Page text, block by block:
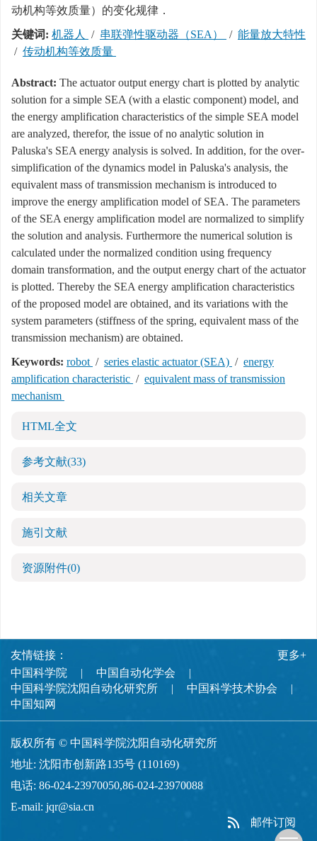
动机构等效质量）的变化规律．
关键词: 机器人 / 串联弹性驱动器（SEA） / 能量放大特性
/ 传动机构等效质量
Abstract: The actuator output energy chart is plotted by analytic
solution for a simple SEA (with a elastic component) model, and
the energy amplification characteristics of the simple SEA model
are analyzed, therefor, the issue of no analytic solution in
Paluska's SEA energy analysis is solved. In addition, for the over-
simplification of the dynamics model in Paluska's analysis, the
equivalent mass of transmission mechanism is introduced to
improve the energy amplification model of SEA. The parameters
of the SEA energy amplification model are normalized to simplify
the solution and analysis. Furthermore the numerical solution is
calculated under the normalized condition using frequency
domain transformation, and the output energy chart of the actuator
is plotted. Thereby the SEA energy amplification characteristics
of the proposed model are obtained, and its variations with the
system parameters (stiffness of the spring, equivalent mass of the
transmission mechanism) are obtained.
Keywords: robot / series elastic actuator (SEA) / energy
amplification characteristic / equivalent mass of transmission
mechanism
HTML全文
参考文献(33)
相关文章
施引文献
资源附件(0)
友情链接：
中国科学院
中国自动化学会
中国科学院沈阳自动化研究所
中国科学技术协会
中国知网
更多+
版权所有 © 中国科学院沈阳自动化研究所
地址: 沈阳市创新路135号 (110169)
电话: 86-024-23970050,86-024-23970088
E-mail: jqr@sia.cn
邮件订阅